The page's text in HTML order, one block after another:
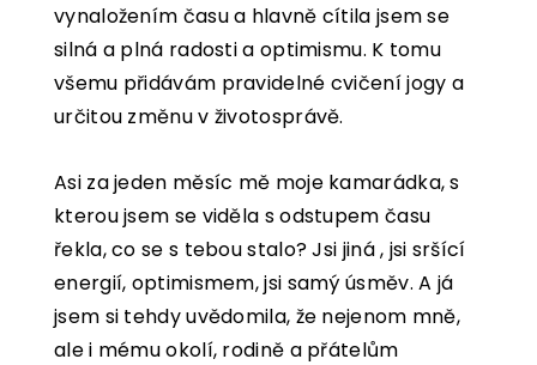
vynaložením času a hlavně cítila jsem se
silná a plná radosti a optimismu. K tomu
všemu přidávám pravidelné cvičení jogy a
určitou změnu v životosprávě.
Asi za jeden měsíc mě moje kamarádka, s
kterou jsem se viděla s odstupem času
řekla, co se s tebou stalo? Jsi jiná , jsi sršící
energií, optimismem, jsi samý úsměv. A já
jsem si tehdy uvědomila, že nejenom mně,
ale i mému okolí, rodině a přátelům